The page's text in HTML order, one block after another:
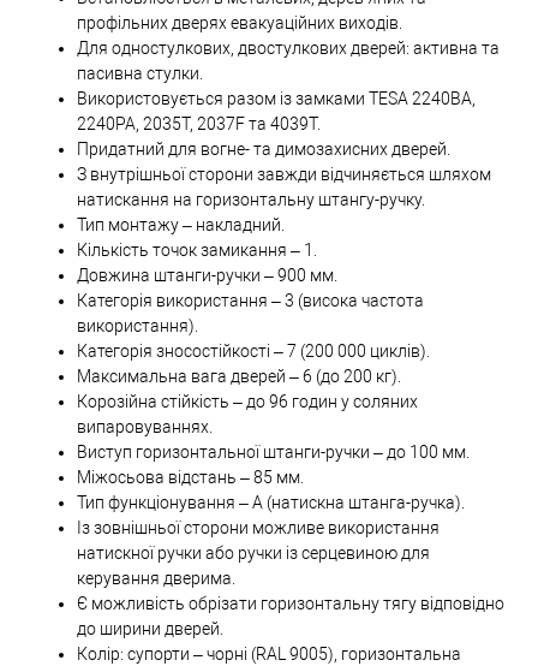
профільних дверях евакуаційних виходів.
Для одностулкових, двостулкових дверей: активна та
пасивна стулки.
Використовується разом із замками TESA 2240ВА,
2240РА, 2035T, 2037F та 4039T.
Придатний для вогне- та димозахисних дверей.
З внутрішньої сторони завжди відчиняється шляхом
натискання на горизонтальну штангу-ручку.
Тип монтажу – накладний.
Кількість точок замикання – 1.
Довжина штанги-ручки – 900 мм.
Категорія використання – 3 (висока частота
використання).
Категорія зносостійкості – 7 (200 000 циклів).
Максимальна вага дверей – 6 (до 200 кг).
Корозійна стійкість – до 96 годин у соляних
випаровуваннях.
Виступ горизонтальної штанги-ручки – до 100 мм.
Міжосьова відстань – 85 мм.
Тип функціонування – А (натискна штанга-ручка).
Із зовнішньої сторони можливе використання
натискної ручки або ручки із серцевиною для
керування дверима.
Є можливість обрізати горизонтальну тягу відповідно
до ширини дверей.
Колір: супорти – чорні (RAL 9005), горизонтальна